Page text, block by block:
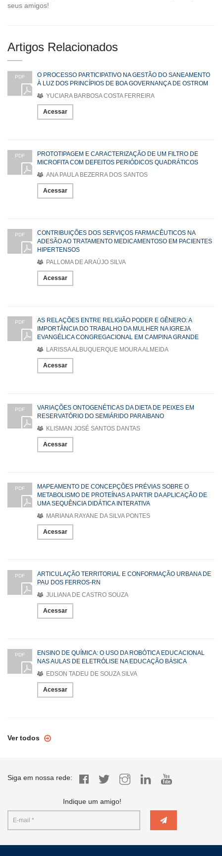
seus amigos!
Artigos Relacionados
PDF
O PROCESSO PARTICIPATIVO NA GESTÃO DO SANEAMENTO
À LUZ DOS PRINCÍPIOS DE BOA GOVERNANÇA DE OSTROM
YUCIARA BARBOSA COSTA FERREIRA
Acessar
PDF
PROTOTIPAGEM E CARACTERIZAÇÃO DE UM FILTRO DE
MICROFITA COM DEFEITOS PERIÓDICOS QUADRÁTICOS
ANA PAULA BEZERRA DOS SANTOS
Acessar
PDF
CONTRIBUIÇÕES DOS SERVIÇOS FARMACÊUTICOS NA
ADESÃO AO TRATAMENTO MEDICAMENTOSO EM PACIENTES
HIPERTENSOS
PALLOMA DE ARAÚJO SILVA
Acessar
PDF
AS RELAÇÕES ENTRE RELIGIÃO PODER E GÊNERO: A
IMPORTÂNCIA DO TRABALHO DA MULHER NA IGREJA
EVANGÉLICA CONGREGACIONAL EM CAMPINA GRANDE
LARISSA ALBUQUERQUE MOURA ALMEIDA
Acessar
PDF
VARIAÇÕES ONTOGENÉTICAS DA DIETA DE PEIXES EM
RESERVATÓRIO DO SEMIÁRIDO PARAIBANO
KLISMAN JOSÉ SANTOS DANTAS
Acessar
PDF
MAPEAMENTO DE CONCEPÇÕES PRÉVIAS SOBRE O
METABOLISMO DE PROTEÍNAS A PARTIR DA APLICAÇÃO DE
UMA SEQUÊNCIA DIDÁTICA INTERATIVA
MARIANA RAYANE DA SILVA PONTES
Acessar
PDF
ARTICULAÇÃO TERRITORIAL E CONFORMAÇÃO URBANA DE
PAU DOS FERROS-RN
JULIANA DE CASTRO SOUZA
Acessar
PDF
ENSINO DE QUÍMICA: O USO DA ROBÓTICA EDUCACIONAL
NAS AULAS DE ELETRÓLISE NA EDUCAÇÃO BÁSICA
EDSON TADEU DE SOUZA SILVA
Acessar
Ver todos
Siga em nossa rede:
Indique um amigo!